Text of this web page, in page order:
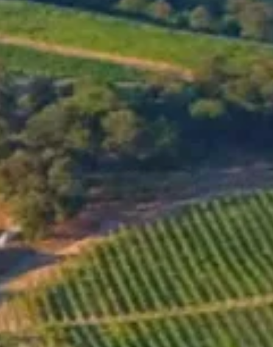
MENU
SHOP
UNSERE WEINE
Black C Red
2022
GO TO ONLINE-SHOP
Der Black C-Wein (ausgesprochen als Black SI) erhielt